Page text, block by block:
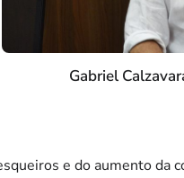
Gabriel
e do aumento da